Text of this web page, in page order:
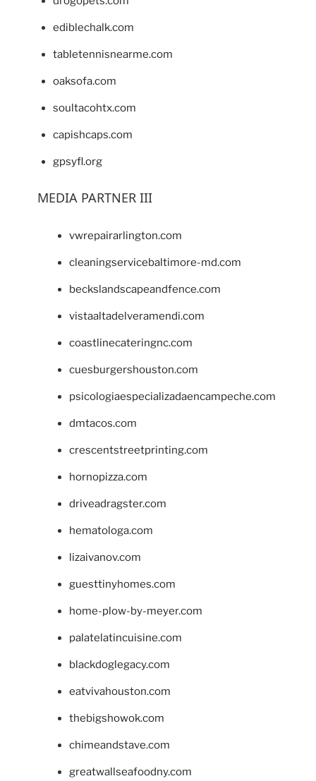
ediblechalk.com
tabletennisnearme.com
oaksofa.com
soultacohtx.com
capishcaps.com
gpsyfl.org
MEDIA PARTNER III
vwrepairarlington.com
cleaningservicebaltimore-md.com
beckslandscapeandfence.com
vistaaltadelveramendi.com
coastlinecateringnc.com
cuesburgershouston.com
psicologiaespecializadaencampeche.com
dmtacos.com
crescentstreetprinting.com
hornopizza.com
driveadragster.com
hematologa.com
lizaivanov.com
guesttinyhomes.com
home-plow-by-meyer.com
palatelatincuisine.com
blackdoglegacy.com
eatvivahouston.com
thebigshowok.com
chimeandstave.com
greatwallseafoodny.com